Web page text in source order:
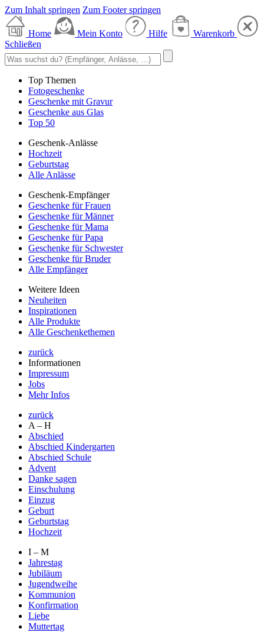
Zum Inhalt springen Zum Footer springen
Home Mein Konto Hilfe
Warenkorb
Schließen
Top Themen
Fotogeschenke
Geschenke mit Gravur
Geschenke aus Glas
Top 50
Geschenk-Anlässe
Hochzeit
Geburtstag
Alle Anlässe
Geschenk-Empfänger
Geschenke für Frauen
Geschenke für Männer
Geschenke für Mama
Geschenke für Papa
Geschenke für Schwester
Geschenke für Bruder
Alle Empfänger
Weitere Ideen
Neuheiten
Inspirationen
Alle Produkte
Alle Geschenkethemen
zurück
Informationen
Impressum
Jobs
Mehr Infos
zurück
A – H
Abschied
Abschied Kindergarten
Abschied Schule
Advent
Danke sagen
Einschulung
Einzug
Geburt
Geburtstag
Hochzeit
I – M
Jahrestag
Jubiläum
Jugendweihe
Kommunion
Konfirmation
Liebe
Muttertag